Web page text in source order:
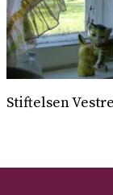
Stiftelsen